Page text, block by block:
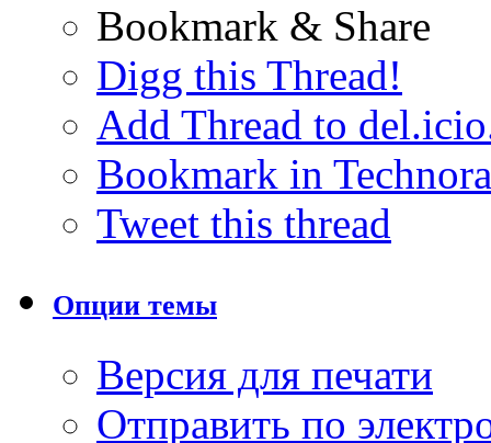
Bookmark & Share
Digg this Thread!
Add Thread to
Bookmark in
Tweet this thread
Опции темы
Версия для печати
Отправить по